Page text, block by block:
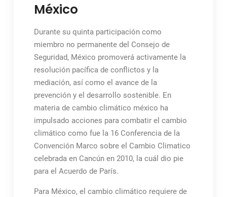
México
Durante su quinta participación como
miembro no permanente del Consejo de
Seguridad, México promoverá activamente la
resolución pacífica de conflictos y la
mediación, así como el avance de la
prevención y el desarrollo sostenible. En
materia de cambio climático méxico ha
impulsado acciones para combatir el cambio
climático como fue la 16 Conferencia de la
Convención Marco sobre el Cambio Climatico
celebrada en Cancún en 2010, la cuál dio pie
para el Acuerdo de París.
Para México, el cambio climático requiere de